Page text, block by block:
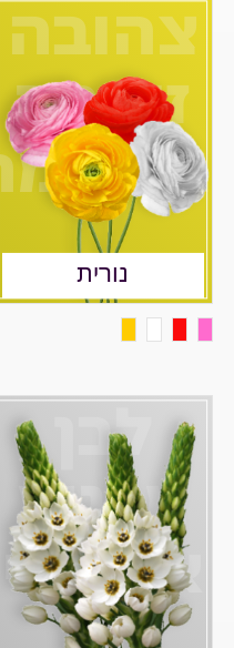
צהובה
זוהרת
נורית
לבן
מרגיע
אלגנטי